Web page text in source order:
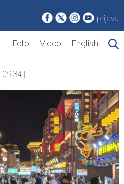
prijava
Foto Video English
|